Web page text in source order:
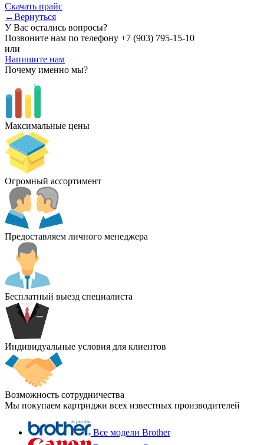
Скачать прайс
←Вернуться
У Вас остались вопросы?
Позвоните нам по телефону +7 (903) 795-15-10
или
Напишите нам
Почему именно мы?
Максимальные цены
Огромный ассортимент
Предоставляем личного менеджера
Бесплатный выезд специалиста
Индивидуальные условия для клиентов
Возможность сотрудничества
Мы покупаем картриджи всех известных производителей
Все модели Brother